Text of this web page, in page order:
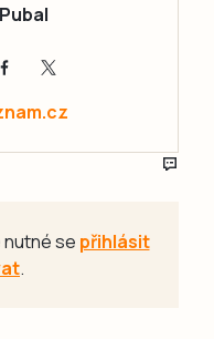
nutné se přihlásit
.